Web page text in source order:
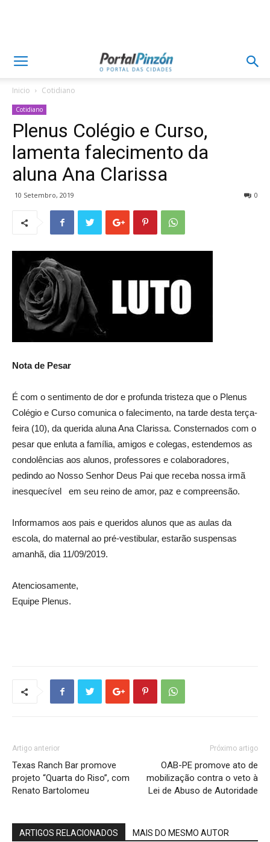
Inicio Cotidiano
Cotidiano
Plenus Colégio e Curso,
lamenta falecimento da
aluna Ana Clarissa
10 Setembro, 2019 0
Nota de Pesar
É com o sentimento de dor e profunda tristeza que o Plenus
Colégio e Curso comunica o falecimento, na tarde desta terça-
feira (10), da querida aluna Ana Clarissa. Consternados com o
pesar que enluta a família, amigos e colegas, estendemos as
condolências aos alunos, professores e colaboradores,
pedindo ao Nosso Senhor Deus Pai que receba nossa irmã
inesquecível em seu reino de amor, paz e compreensão.
Informamos aos pais e queridos alunos que as aulas da
escola, do maternal ao pré-vestibular, estarão suspensas
amanhã, dia 11/09/2019.
Atenciosamente,
Equipe Plenus.
Artigo anterior
Texas Ranch Bar promove
projeto “Quarta do Riso”, com
Renato Bartolomeu
Próximo artigo
OAB-PE promove ato de
mobilização contra o veto à
Lei de Abuso de Autoridade
ARTIGOS RELACIONADOS MAIS DO MESMO AUTOR